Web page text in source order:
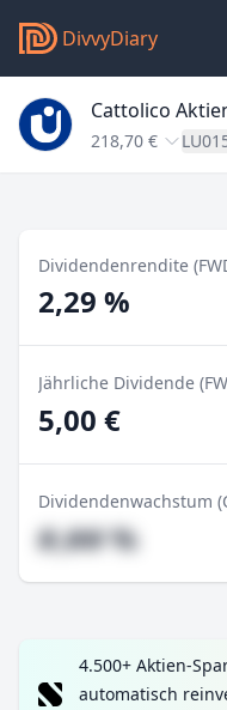
DivvyDiary
Cattolico
218,70 €
Dividendenrendite
2,29 %
Jährliche Dividende
5,00 €
Dividendenwachstum
#,## %
4.500+ Aktien-
automatisch